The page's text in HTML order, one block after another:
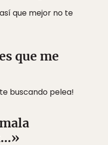
que mejor no te
que me
buscando pelea!